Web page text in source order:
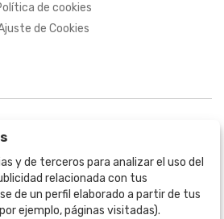
de cookies
de Cookies
BOGOTÁ
# 10a - 59 BOGOTÁ, CO
y de terceros para analizar el uso del
relacionada con tus
de un perfil elaborado a partir de tus
ejemplo, páginas visitadas).